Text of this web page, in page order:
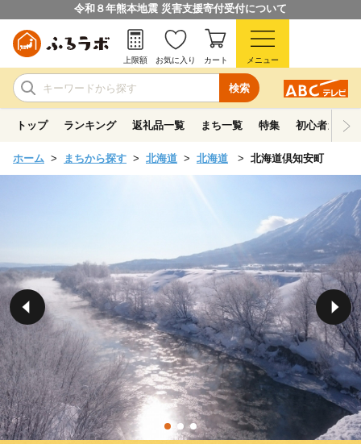
令和８年熊本地震 災害支援寄付受付について
検索
上限額 お気に入り カート メニュー
トップ ランキング 返礼品一覧 まち一覧 特集 初心者ガイド
ホーム まちから探す 北海道 北海道 北海道倶知安町